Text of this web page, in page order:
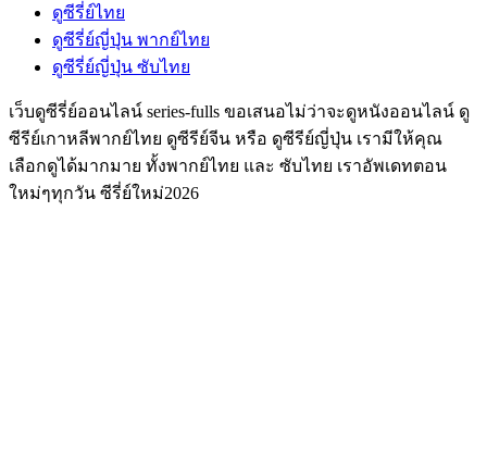
ดูซีรี่ย์ไทย
ดูซีรี่ย์ญี่ปุ่น พากย์ไทย
ดูซีรี่ย์ญี่ปุ่น ซับไทย
เว็บดูซีรี่ย์ออนไลน์ series-fulls ขอเสนอไม่ว่าจะดูหนังออนไลน์ ดู
ซีรีย์เกาหลีพากย์ไทย ดูซีรีย์จีน หรือ ดูซีรีย์ญี่ปุ่น เรามีให้คุณ
เลือกดูได้มากมาย ทั้งพากย์ไทย และ ซับไทย เราอัพเดทตอน
ใหม่ๆทุกวัน ซีรี่ย์ใหม่2026